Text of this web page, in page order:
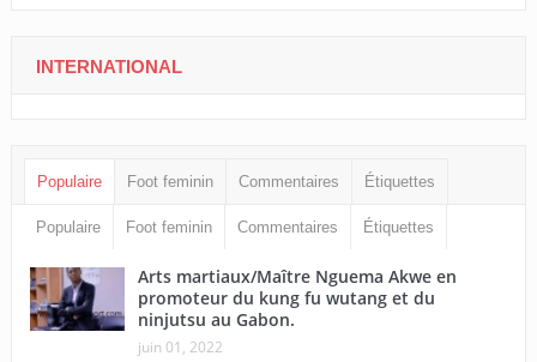
INTERNATIONAL
Populaire Foot feminin Commentaires Étiquettes
Populaire Foot feminin Commentaires Étiquettes
Arts martiaux/Maître Nguema Akwe en
promoteur du kung fu wutang et du
ninjutsu au Gabon.
juin 01, 2022